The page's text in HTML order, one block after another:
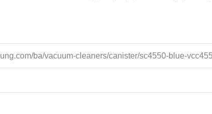
ba/vacuum-cleaners/canister/sc4550-blue-